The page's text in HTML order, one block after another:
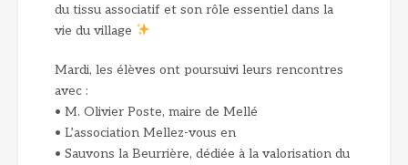
du tissu associatif et son rôle essentiel dans la
vie du village
Mardi, les élèves ont poursuivi leurs rencontres
avec :
• M. Olivier Poste, maire de Mellé
• L’association Mellez-vous en
• Sauvons la Beurrière, dédiée à la valorisation du